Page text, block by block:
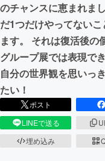
CAMPFIRE for
CAMPFIREふ
のチャンスに恵まれま
だ1つだけやってないこ
ます。 それは復活後の
グループ展では表現で
自分の世界観を思いっ
たい！
ポスト
LINEで送る
埋め込み